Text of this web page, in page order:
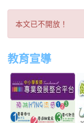
本
文
已
不
開
放！
本文已不開放！
教育宣導
toto
link
to